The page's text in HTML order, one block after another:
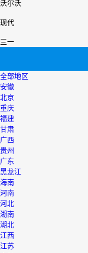
沃尔沃
现代
三一
全部地区
安徽
北京
重庆
福建
甘肃
广西
贵州
广东
黑龙江
海南
河南
河北
湖南
湖北
江西
江苏